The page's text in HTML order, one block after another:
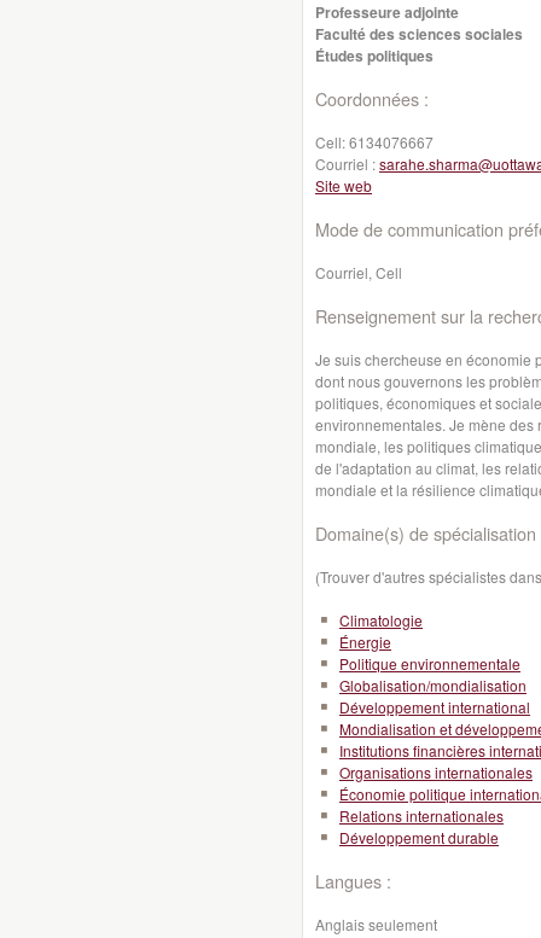
Professeure adjointe
Faculté des sciences sociales
Études politiques
Coordonnées :
Cell:6134076667
Courriel :
Site web
Mode de communication
Courriel, Cell
Renseignement sur la
Je suis chercheuse en économie
dont nous gouvernons les
politiques, économiques et
environnementales. Je mène
mondiale, les politiques
de l'adaptation au climat, les
mondiale et la résilience
Domaine(s) de spécialisation
(Trouver d'autres spécialistes
Climatologie
Énergie
Politique environnementale
Globalisation/mondialisation
Développement international
Mondialisation et
Institutions financières
Organisations internationales
Économie politique
Relations internationales
Développement durable
Langues :
Anglais seulement